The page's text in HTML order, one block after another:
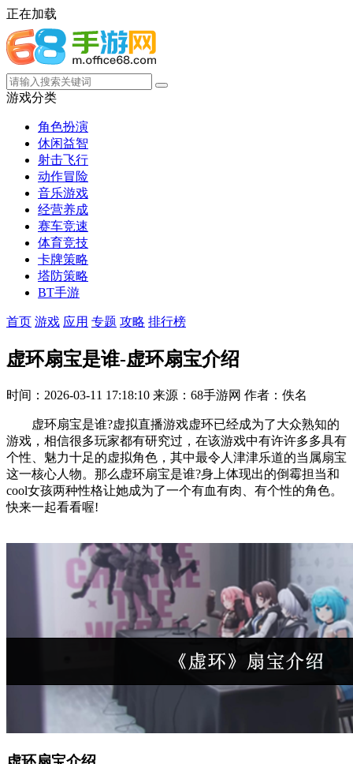
正在加载
游戏分类
角色扮演
休闲益智
射击飞行
动作冒险
音乐游戏
经营养成
赛车竞速
体育竞技
卡牌策略
塔防策略
BT手游
首页 游戏 应用 专题 攻略 排行榜
虚环扇宝是谁-虚环扇宝介绍
时间：2026-03-11 17:18:10 来源：68手游网 作者：佚名
虚环扇宝是谁?虚拟直播游戏虚环已经成为了大众熟知的
游戏，相信很多玩家都有研究过，在该游戏中有许许多多具有
个性、魅力十足的虚拟角色，其中最令人津津乐道的当属扇宝
这一核心人物。那么虚环扇宝是谁?身上体现出的倒霉担当和
cool女孩两种性格让她成为了一个有血有肉、有个性的角色。
快来一起看看喔!